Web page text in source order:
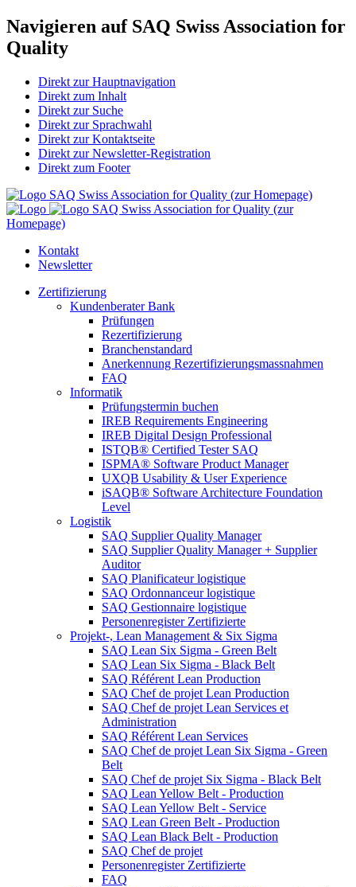
Navigieren auf SAQ Swiss Association for
Quality
Direkt zur Hauptnavigation
Direkt zum Inhalt
Direkt zur Suche
Direkt zur Sprachwahl
Direkt zur Kontaktseite
Direkt zur Newsletter-Registration
Direkt zum Footer
SAQ Swiss Association for Quality (zur Homepage)
SAQ Swiss Association for Quality (zur
Homepage)
Kontakt
Newsletter
Zertifizierung
Kundenberater Bank
Prüfungen
Rezertifizierung
Branchenstandard
Anerkennung Rezertifizierungsmassnahmen
FAQ
Informatik
Prüfungstermin buchen
IREB Requirements Engineering
IREB Digital Design Professional
ISTQB® Certified Tester SAQ
ISPMA® Software Product Manager
UXQB Usability & User Experience
iSAQB® Software Architecture Foundation
Level
Logistik
SAQ Supplier Quality Manager
SAQ Supplier Quality Manager + Supplier
Auditor
SAQ Planificateur logistique
SAQ Ordonnanceur logistique
SAQ Gestionnaire logistique
Personenregister Zertifizierte
Projekt-, Lean Management & Six Sigma
SAQ Lean Six Sigma - Green Belt
SAQ Lean Six Sigma - Black Belt
SAQ Référent Lean Production
SAQ Chef de projet Lean Production
SAQ Chef de projet Lean Services et
Administration
SAQ Référent Lean Services
SAQ Chef de projet Lean Six Sigma - Green
Belt
SAQ Chef de projet Six Sigma - Black Belt
SAQ Lean Yellow Belt - Production
SAQ Lean Yellow Belt - Service
SAQ Lean Green Belt - Production
SAQ Lean Black Belt - Production
SAQ Chef de projet
Personenregister Zertifizierte
FAQ